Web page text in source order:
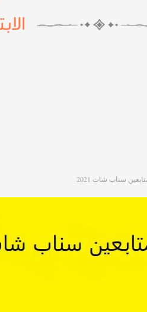
سناب شات 2021